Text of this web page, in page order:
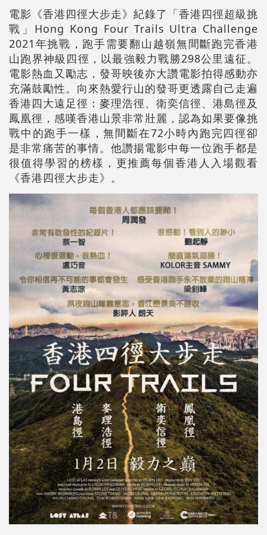
電影《香港四徑大步走》紀錄了「香港四徑超級挑
戰」Hong Kong Four Trails Ultra Challenge
2021年挑戰，跑手需要翻山越嶺無間斷跑完香港
山跑界神級四徑，以最強毅力戰勝298公里遠征。
電影熱血又勵志，發哥映後亦大讚電影拍得感動亦
充滿鼓勵性。向來熱愛行山的發哥更透露自己走遍
香港四大遠足徑：麥理浩徑、衛奕信徑、港島徑及
鳳凰徑，感嘆香港山景非常壯麗，認為如果要像挑
戰中的跑手一樣，無間斷在72小時內跑完四徑卻
是非常痛苦的事情。他讚揚電影中每一位跑手都是
很值得學習的榜樣，更推薦每個香港人入場觀看
《香港四徑大步走》。